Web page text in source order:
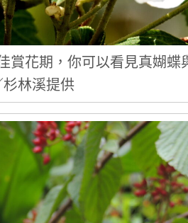
賞花期，你可以看見真媩蝶
林溪提供